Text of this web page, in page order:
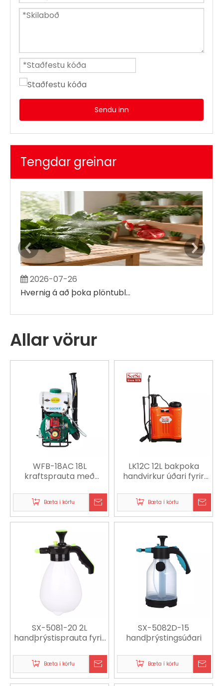
Sendu inn
Tengdar greinar
2026-07-26
Hvernig á að þoka plöntublöðum án þess að búa til stóra blauta bletti
Allar vörur
WFB-18AC 18L
kraftsprauta með
meindýraeyðingu og
sótthreinsun í
landbúnaði
Bæta í körfu
LK12C 12L bakpoka
handvirkur úðari fyrir
og meindýraeyðingu
Bæta í körfu
SX-5081-20 2L
handþrýstisprauta fyrir
hreinlætisaðstöðu
Bæta í körfu
SX-5082D-15
handþrýstingsúðari
Bæta í körfu